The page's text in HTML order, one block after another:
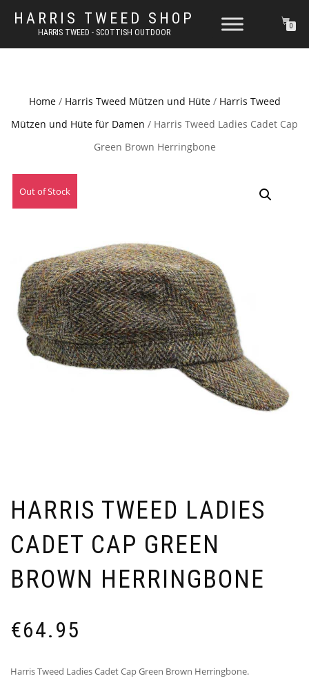
HARRIS TWEED SHOP
HARRIS TWEED - SCOTTISH OUTDOOR
0
Home/ Harris Tweed Mützen und Hüte/ Harris Tweed
Mützen und Hüte für Damen / Harris Tweed Ladies Cadet Cap
Green Brown Herringbone
Out of Stock
HARRIS TWEED LADIES
CADET CAP GREEN
BROWN HERRINGBONE
€64.95
Harris Tweed Ladies Cadet Cap Green Brown Herringbone.